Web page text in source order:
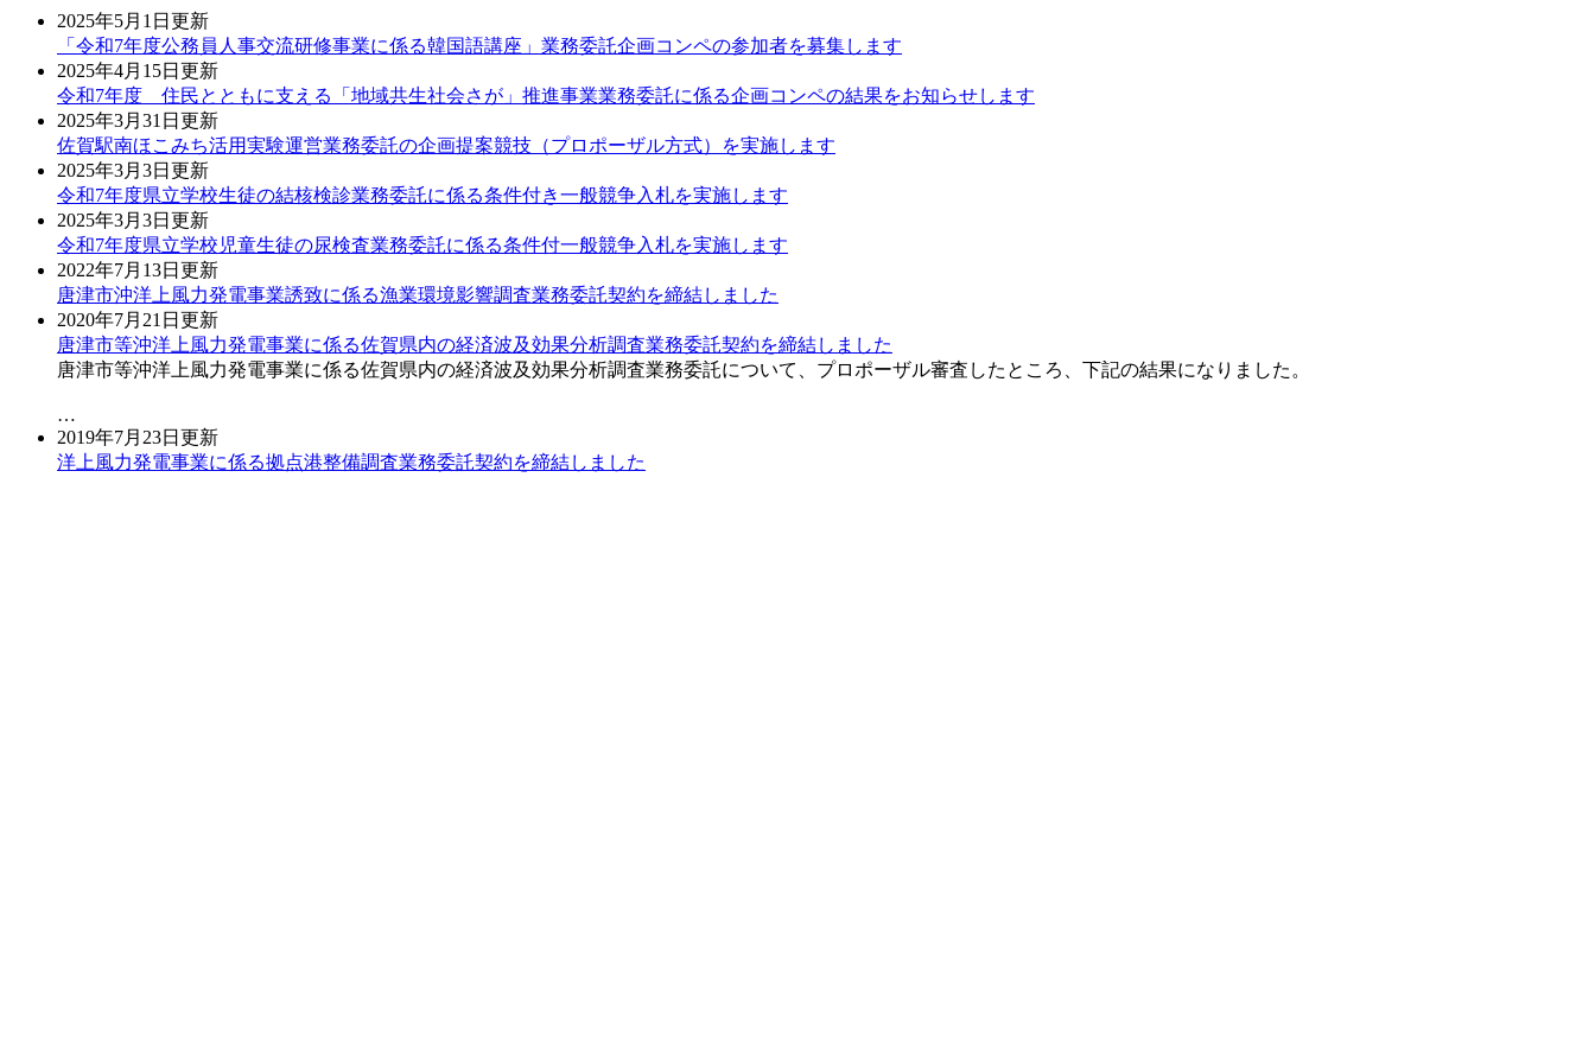
2025年5月1日更新
「令和7年度公務員人事交流研修事業に係る韓国語講座」業務委託企画コンペの参加者を募集します
2025年4月15日更新
令和7年度 住民とともに支える「地域共生社会さが」推進事業業務委託に係る企画コンペの結果をお知らせします
2025年3月31日更新
佐賀駅南ほこみち活用実験運営業務委託の企画提案競技（プロポーザル方式）を実施します
2025年3月3日更新
令和7年度県立学校生徒の結核検診業務委託に係る条件付き一般競争入札を実施します
2025年3月3日更新
令和7年度県立学校児童生徒の尿検査業務委託に係る条件付一般競争入札を実施します
2022年7月13日更新
唐津市沖洋上風力発電事業誘致に係る漁業環境影響調査業務委託契約を締結しました
2020年7月21日更新
唐津市等沖洋上風力発電事業に係る佐賀県内の経済波及効果分析調査業務委託契約を締結しました
唐津市等沖洋上風力発電事業に係る佐賀県内の経済波及効果分析調査業務委託について、プロポーザル審査したところ、下記の結果になりました。
…
2019年7月23日更新
洋上風力発電事業に係る拠点港整備調査業務委託契約を締結しました